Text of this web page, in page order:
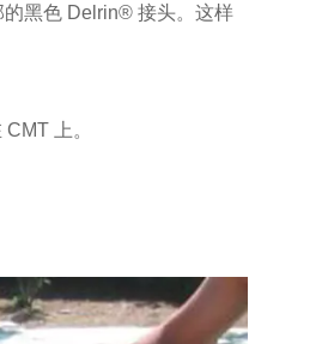
黑色 Delrin® 接头。这样
上。